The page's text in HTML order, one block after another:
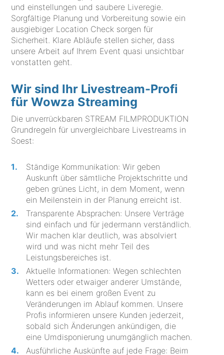
und einstellungen und saubere Liveregie.
Sorgfältige Planung und Vorbereitung sowie ein
ausgiebiger Location Check sorgen für
Sicherheit. Klare Abläufe stellen sicher, dass
unsere Arbeit auf Ihrem Event quasi unsichtbar
vonstatten geht.
Wir sind Ihr Livestream-Profi
für Wowza Streaming
Die unverrückbaren STREAM FILMPRODUKTION
Grundregeln für unvergleichbare Livestreams in
Soest:
Ständige Kommunikation: Wir geben
Auskunft über sämtliche Projektschritte und
geben grünes Licht, in dem Moment, wenn
ein Meilenstein in der Planung erreicht ist.
Transparente Absprachen: Unsere Verträge
sind einfach und für jedermann verständlich.
Wir machen klar deutlich, was absolviert
wird und was nicht mehr Teil des
Leistungsbereiches ist.
Aktuelle Informationen: Wegen schlechten
Wetters oder etwaiger anderer Umstände,
kann es bei einem großen Event zu
Veränderungen im Ablauf kommen. Unsere
Profis informieren unsere Kunden jederzeit,
sobald sich Änderungen ankündigen, die
eine Umdisponierung unumgänglich machen.
Ausführliche Auskünfte auf jede Frage: Beim